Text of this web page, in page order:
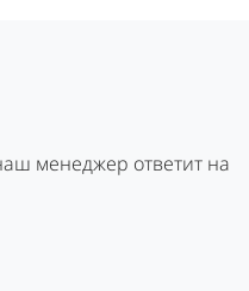
менеджер ответит на